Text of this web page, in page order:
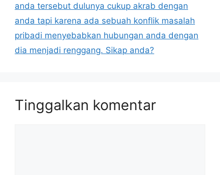
anda tersebut dulunya cukup akrab dengan
anda tapi karena ada sebuah konflik masalah
pribadi menyebabkan hubungan anda dengan
dia menjadi renggang. Sikap anda?
Tinggalkan komentar